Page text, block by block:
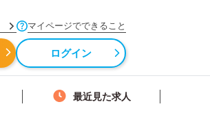
マイページでできること
ログイン
最近見た求人